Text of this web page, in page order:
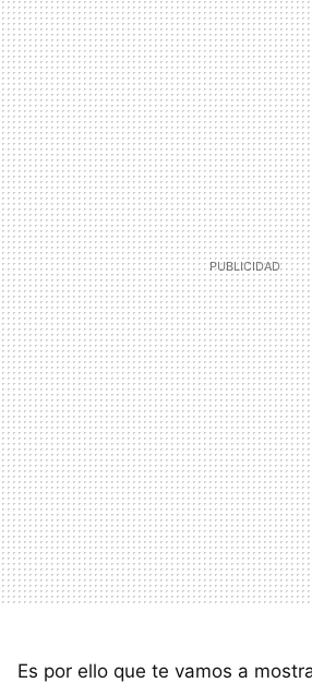
Es por ello que te vamos a